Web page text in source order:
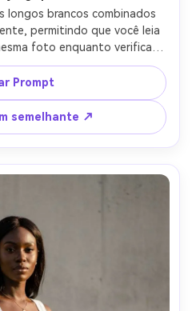
longos brancos combinados
permitindo que você leia
foto enquanto verifica
quadro; Pátio ao ar livre,
Fujifilm GFX 50R 63mm
pessoas de corpo inteiro,
analítico, textura da pele
cores limpas, roupa drapada
iluminação cinematográfica
AR 4:5
Prompt
semelhante ↗